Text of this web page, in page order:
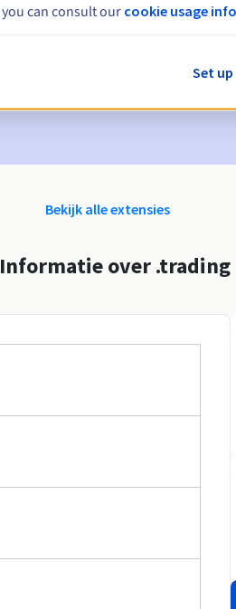
dagen vóór de vervaldatum
om de verwijdering van de
Bekijk alle extensies
Informatie over .trading
can consult our cookie usage
Set up